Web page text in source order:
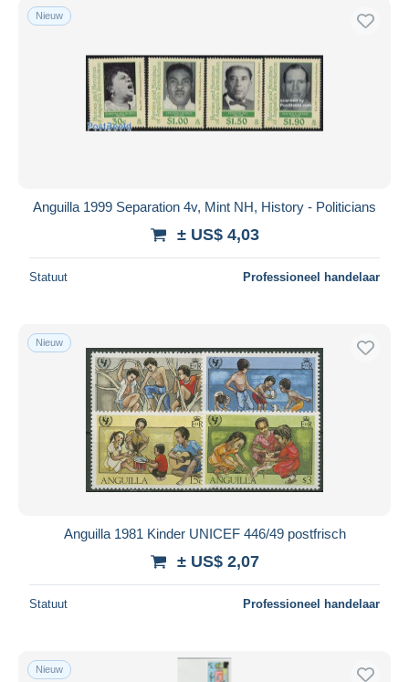
Nieuw
Anguilla 1999 Separation 4v, Mint NH, History - Politicians
± US$ 4,03
Statuut Professioneel handelaar
Nieuw
Anguilla 1981 Kinder UNICEF 446/49 postfrisch
± US$ 2,07
Statuut Professioneel handelaar
Nieuw